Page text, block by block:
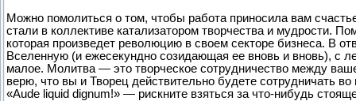
Можно помолиться о том, чтобы работа приносила вам
стали в коллективе катализатором творчества и мудрости.
которая произведет революцию в своем секторе бизнеса. В
Вселенную (и ежесекундно созидающая ее вновь и вновь), с
малое. Молитва — это творческое сотрудничество между
верю, что вы и Творец действительно будете сотрудничать
«Aude liquid dignum!» — рискните взяться за что-нибудь